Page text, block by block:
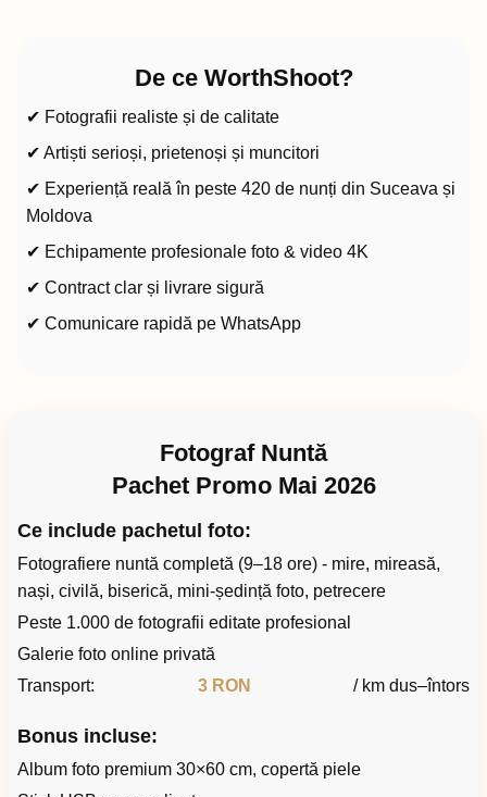
De ce WorthShoot?
✔ Fotografii realiste și de calitate
✔ Artiști serioși, prietenoși și muncitori
✔ Experiență reală în peste 420 de nunți din Suceava și
Moldova
✔ Echipamente profesionale foto & video 4K
✔ Contract clar și livrare sigură
✔ Comunicare rapidă pe WhatsApp
Fotograf Nuntă
Pachet Promo Mai 2026
Ce include pachetul foto:
Fotografiere nuntă completă (9–18 ore) - mire, mireasă,
nași, civilă, biserică, mini-ședință foto, petrecere
Peste 1.000 de fotografii editate profesional
Galerie foto online privată
Transport:
3 RON / km dus–întors
Bonus incluse:
Album foto premium 30×60 cm, copertă piele